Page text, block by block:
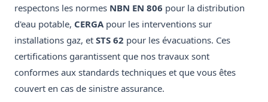
respectons les normes NBN EN 806 pour la distribution
d'eau potable, CERGApour les interventions sur
installations gaz, et STS 62 pour les évacuations. Ces
certifications garantissent que nos travaux sont
conformes aux standards techniques et que vous êtes
couvert en cas de sinistre assurance.